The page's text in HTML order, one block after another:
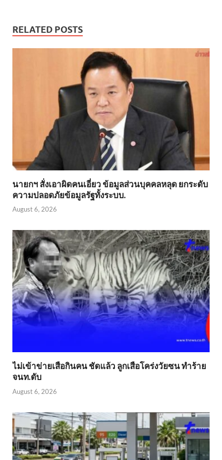
RELATED POSTS
นายกฯ สั่งเอาผิดคนเอี่ยว ข้อมูลส่วนบุคคลหลุด ยกระดับ
ความปลอดภัยข้อมูลรัฐทั้งระบบ.
August 6, 2026
ไม่เข้าข่าย​เสือกินคน ชัดแล้ว ลูกเสือโคร่งวัยซน ทำร้าย
จนท.ดับ
August 6, 2026